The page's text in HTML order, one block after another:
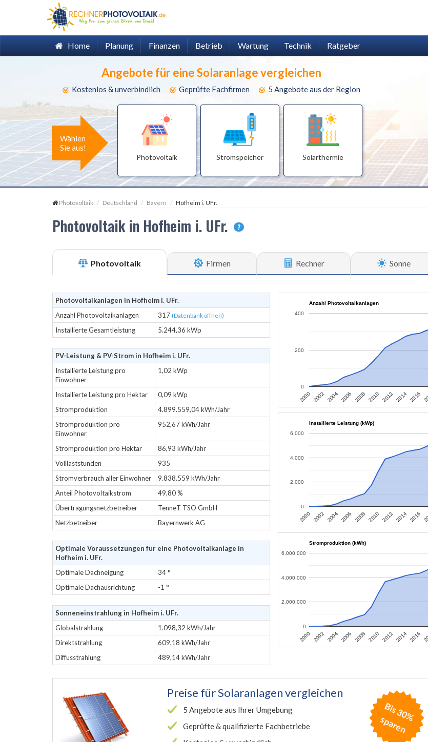
Home Planung Finanzen Betrieb Wartung Technik Ratgeber
Angebote für eine Solaranlage vergleichen
Kostenlos & unverbindlich Geprüfte Fachfirmen 5 Angebote aus der Region
Wählen
Sie aus!
Photovoltaik Stromspeicher Solarthermie
Photovoltaik Deutschland Bayern Hofheim i. UFr.
Photovoltaik in Hofheim i. UFr. ?
Photovoltaik Firmen Rechner Sonne
Photovoltaikanlagen in Hofheim i. UFr.
Anzahl Photovoltaikanlagen
317 (Datenbank öffnen)
Installierte Gesamtleistung 5.244,36 kWp
PV-Leistung & PV-Strom in Hofheim i. UFr.
Installierte Leistung pro
Einwohner
1,02 kWp
Installierte Leistung pro Hektar
0,09 kWp
Stromproduktion
4.899.559,04 kWh/Jahr
Stromproduktion pro
Einwohner
952,67 kWh/Jahr
Stromproduktion pro Hektar
86,93 kWh/Jahr
Volllaststunden
935
Stromverbrauch aller Einwohner
9.838.559 kWh/Jahr
Anteil Photovoltaikstrom
49,80 %
Übertragungsnetzbetreiber
TenneT TSO GmbH
Netzbetreiber
Bayernwerk AG
Optimale Voraussetzungen für eine Photovoltaikanlage in
Hofheim i. UFr.
Optimale Dachneigung
34 °
Optimale Dachausrichtung
-1 °
Sonneneinstrahlung in Hofheim i. UFr.
Globalstrahlung
1.098,32 kWh/Jahr
Direktstrahlung
609,18 kWh/Jahr
Diffusstrahlung
489,14 kWh/Jahr
Anzahl Photovoltaikanlagen
2000 2002 2004 2006 2008 2010 2012 2014 2016
0
200
400
Installierte Leistung (kWp)
2000 2002 2004 2006 2008 2010 2012 2014 2016
0
2.000
4.000
6.000
Stromproduktion (kWh)
2000 2002 2004 2006 2008 2010 2012 2014 2016
0
2.000.000
4.000.000
6.000.000
Preise fürSolaranlagen vergleichen
5 Angebote aus Ihrer Umgebung
Geprüfte & qualifizierte Fachbetriebe
B
is
3
0
%
s
p
a
r
e
n